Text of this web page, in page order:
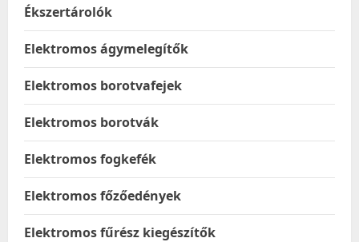
Ékszertárolók
Elektromos ágymelegítők
Elektromos borotvafejek
Elektromos borotvák
Elektromos fogkefék
Elektromos főzőedények
Elektromos fűrész kiegészítők